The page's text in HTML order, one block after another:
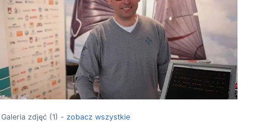
Galeria zdjęć (1) - zobacz wszystkie